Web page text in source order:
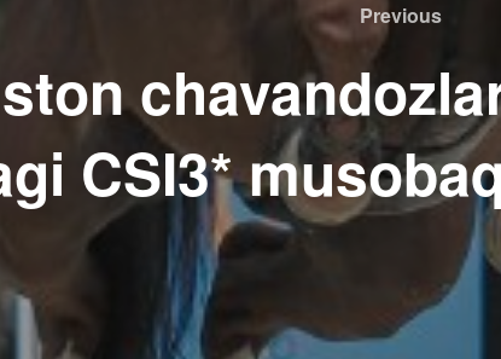
Previous
Previous
CSI3*